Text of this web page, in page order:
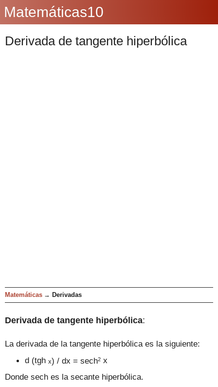
Matemáticas10
Derivada de tangente hiperbólica
Matemáticas → Derivadas
Derivada de tangente hiperbólica:
La derivada de la tangente hiperbólica es la siguiente:
d (tghx) / dx = sech2 x
Donde sech es la secante hiperbólica.